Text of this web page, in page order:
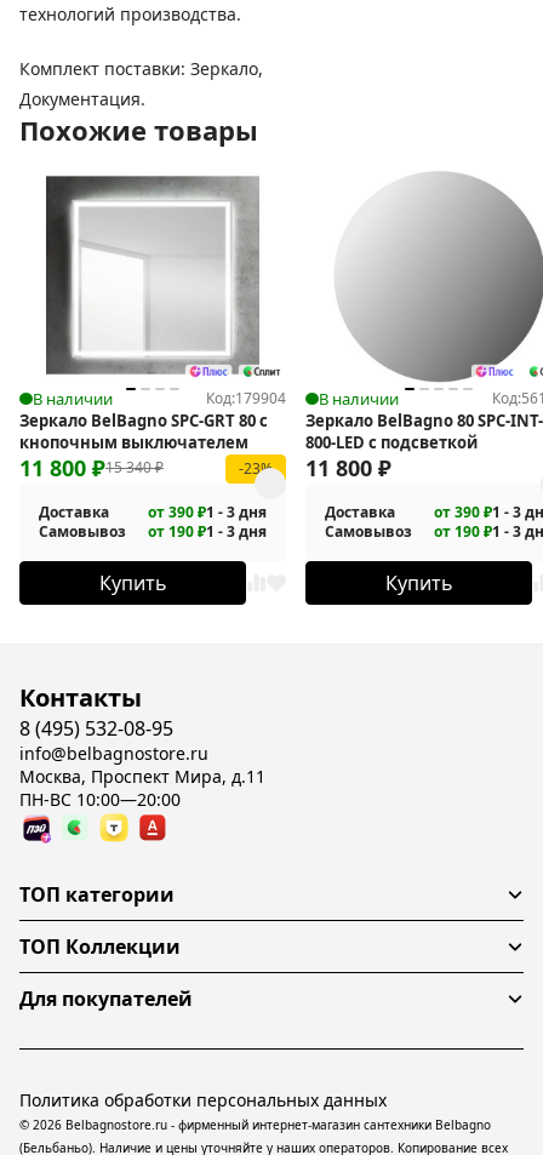
технологий производства.
Комплект поставки: Зеркало,
Документация.
Похожие товары
В наличии Код:179904
Зеркало BelBagno SPC-GRT 80 с
кнопочным выключателем
15 340₽
11 800 ₽ -23%
Доставка от 390 ₽1 - 3 дня
Самовывоз
от 190 ₽1 - 3 дня
Купить
В наличии Код:
Зеркало BelBagno 80 SPC-INT-
800-LED с подсветкой
11 800 ₽
Доставка от 390 ₽1 - 3
Самовывоз
от 190 ₽1 - 3
Купить
Контакты
8 (495) 532-08-95
info@belbagnostore.ru
Москва, Проспект Мира, д.11
ПН-ВС 10:00—20:00
ТОП категории
ТОП Коллекции
Для покупателей
© 2026 Belbagnostore.ru - фирменный интернет-магазин сантехники Belbagno
(Бельбаньо). Наличие и цены уточняйте у наших операторов. Копирование всех
Политика обработки персональных данных